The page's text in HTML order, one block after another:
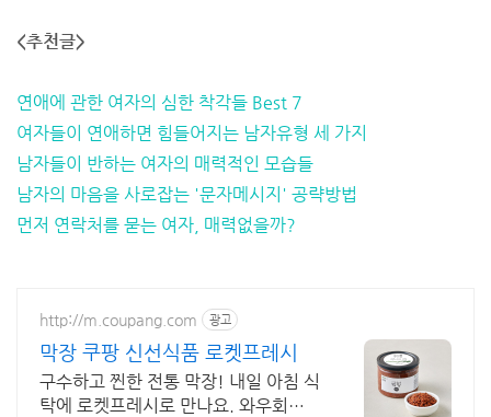
<추천글>
연애에 관한 여자의 심한 착각들 Best 7
여자들이 연애하면 힘들어지는 남자유형 세 가지
남자들이 반하는 여자의 매력적인 모습들
남자의 마음을 사로잡는 '문자메시지' 공략방법
먼저 연락처를 묻는 여자, 매력없을까?
http://m.coupang.com 광고
막장 쿠팡 신선식품 로켓프레시
구수하고 찐한 전통 막장! 내일 아침 식
탁에 로켓프레시로 만나요. 와우회원